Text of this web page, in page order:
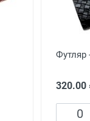
Футляр
320.00